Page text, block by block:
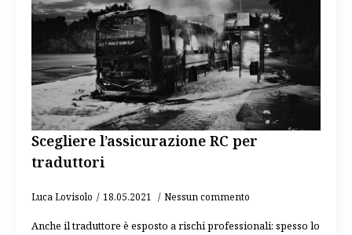
Scegliere l’assicurazione RC per
traduttori
Luca Lovisolo 18.05.2021 Nessun commento
Anche il traduttore è esposto a rischi professionali: spesso lo